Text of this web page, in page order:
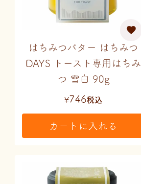
はちみつバター はちみつ
DAYS トースト専用はちみ
つ 雪白 90g
¥746税込
カートに入れる